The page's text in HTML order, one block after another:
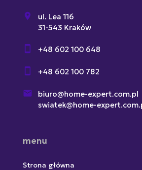
ul. Lea 116
31-543 Kraków
+48 602 100 648
+48 602 100 782
biuro@home-expert.com.pl
swiatek@home-
menu
Strona główna